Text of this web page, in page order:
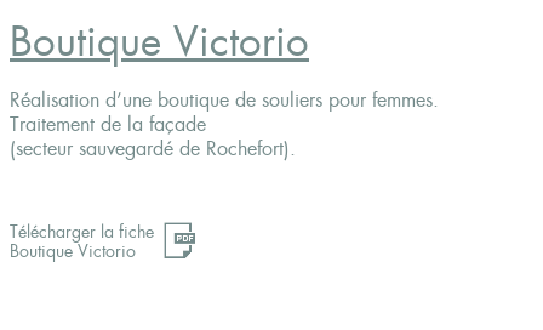
Boutique Victorio
Réalisation d’une boutique de souliers pour femmes.
Traitement de la façade
(secteur sauvegardé de Rochefort).
Télécharger la fiche
Boutique Victorio